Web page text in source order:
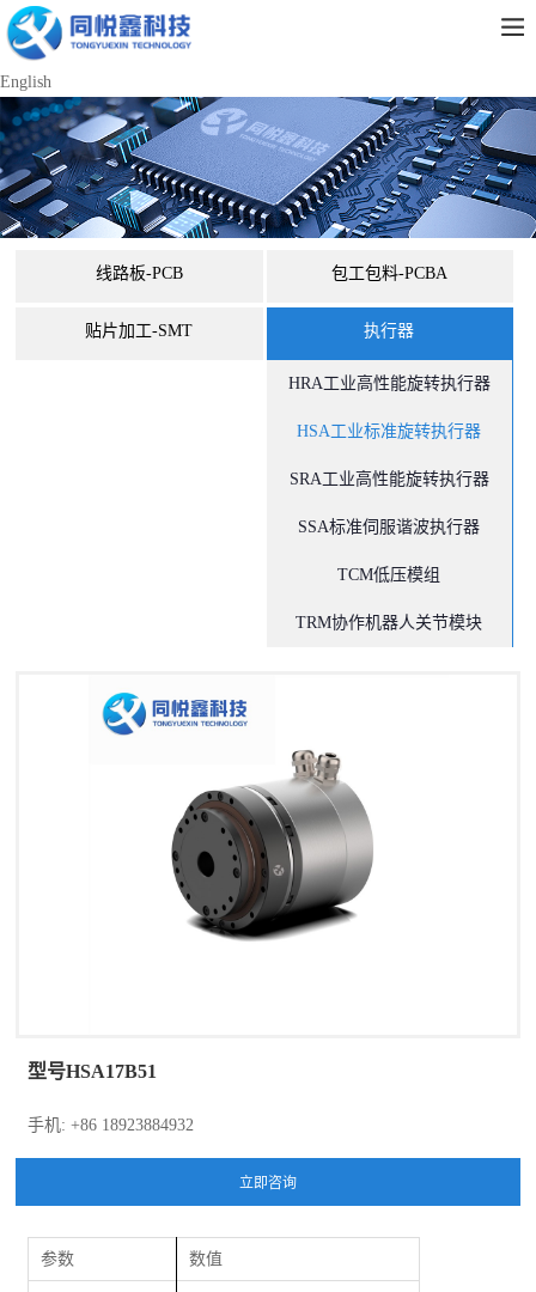
English
线路板-PCB 包工包料-PCBA
贴片加工-SMT 执行器
HRA工业高性能旋转执行器
HSA工业标准旋转执行器
SRA工业高性能旋转执行器
SSA标准伺服谐波执行器
TCM低压模组
TRM协作机器人关节模块
型号HSA17B51
手机: +86 18923884932
参数 数值